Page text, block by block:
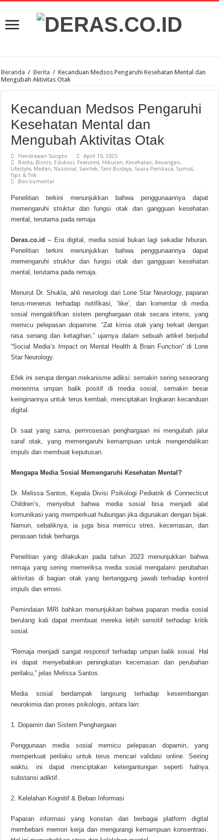
Beranda / Berita / Kecanduan Medsos Pengaruhi Kesehatan Mental dan
Mengubah Aktivitas Otak
Kecanduan Medsos Pengaruhi
Kesehatan Mental dan
Mengubah Aktivitas Otak
Hendrawan Sucipto
April 15, 2025
Berita, Bisnis, Edukasi, Featured, Hiburan, Kesehatan, Keuangan,
Lifestyle, Medan, Nasional, Saintek, Seni Budaya, Suara Pembaca, Sumut,
Tips & Trik
Beri komentar
Penelitian terkini menunjukkan bahwa penggunaannya dapat
memengaruhi struktur dan fungsi otak dan gangguan kesehatan
mental, terutama pada remaja
Deras.co.id – Era digital, media sosial bukan lagi sekadar hiburan.
Penelitian terkini menunjukkan bahwa penggunaannya dapat
memengaruhi struktur dan fungsi otak dan gangguan kesehatan
mental, terutama pada remaja.
Menurut Dr. Shukla, ahli neurologi dari Lone Star Neurology, paparan
terus-menerus terhadap notifikasi, ‘like’, dan komentar di media
sosial mengaktifkan sistem penghargaan otak secara intens, yang
memicu pelepasan dopamine. “Zat kimia otak yang terkait dengan
rasa senang dan ketagihan,” ujarnya dalam sebuah artikel berjudul
“Social Media’s Impact on Mental Health & Brain Function” di Lone
Star Neurology.
Efek ini serupa dengan mekanisme adiksi: semakin sering seseorang
menerima umpan balik positif di media sosial, semakin besar
keinginannya untuk terus kembali, menciptakan lingkaran kecanduan
digital.
Di saat yang sama, pemrosesan penghargaan ini mengubah jalur
saraf otak, yang memengaruhi kemampuan untuk mengendalikan
impuls dan membuat keputusan.
Mengapa Media Sosial Memengaruhi Kesehatan Mental?
Dr. Melissa Santos, Kepala Divisi Psikologi Pediatrik di Connecticut
Children’s, menyebut bahwa media sosial bisa menjadi alat
komunikasi yang memperkuat hubungan jika digunakan dengan bijak.
Namun, sebaliknya, ia juga bisa memicu stres, kecemasan, dan
perasaan tidak berharga.
Penelitian yang dilakukan pada tahun 2023 menunjukkan bahwa
remaja yang sering memeriksa media sosial mengalami perubahan
aktivitas di bagian otak yang bertanggung jawab terhadap kontrol
impuls dan emosi.
Pemindaian MRI bahkan menunjukkan bahwa paparan media sosial
berulang kali dapat membuat mereka lebih sensitif terhadap kritik
sosial.
“Remaja menjadi sangat responsif terhadap umpan balik sosial. Hal
ini dapat menyebabkan peningkatan kecemasan dan perubahan
perilaku,” jelas Melissa Santos.
Media sosial berdampak langsung terhadap keseimbangan
neurokimia dan proses psikologis, antara lain:
1. Dopamin dan Sistem Penghargaan
Penggunaan media sosial memicu pelepasan dopamin, yang
memperkuat perilaku untuk terus mencari validasi online. Seiring
waktu, ini dapat menciptakan ketergantungan seperti halnya
substansi adiktif.
2. Kelelahan Kognitif & Beban Informasi
Paparan informasi yang konstan dari berbagai platform digital
membebani memori kerja dan mengurangi kemampuan konsentrasi.